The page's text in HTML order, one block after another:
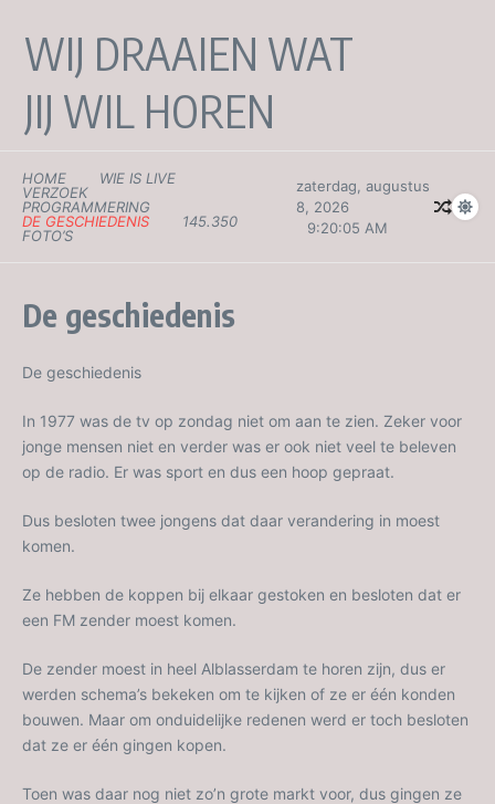
WIJ DRAAIEN WAT
JIJ WIL HOREN
HOME
WIE IS LIVE
VERZOEK
PROGRAMMERING
DE GESCHIEDENIS
145.350
FOTO’S
zaterdag, augustus
8, 2026
9:20:06 AM
De geschiedenis
De geschiedenis
In 1977 was de tv op zondag niet om aan te zien. Zeker voor
jonge mensen niet en verder was er ook niet veel te beleven
op de radio. Er was sport en dus een hoop gepraat.
Dus besloten twee jongens dat daar verandering in moest
komen.
Ze hebben de koppen bij elkaar gestoken en besloten dat er
een FM zender moest komen.
De zender moest in heel Alblasserdam te horen zijn, dus er
werden schema’s bekeken om te kijken of ze er één konden
bouwen. Maar om onduidelijke redenen werd er toch besloten
dat ze er één gingen kopen.
Toen was daar nog niet zo’n grote markt voor, dus gingen ze